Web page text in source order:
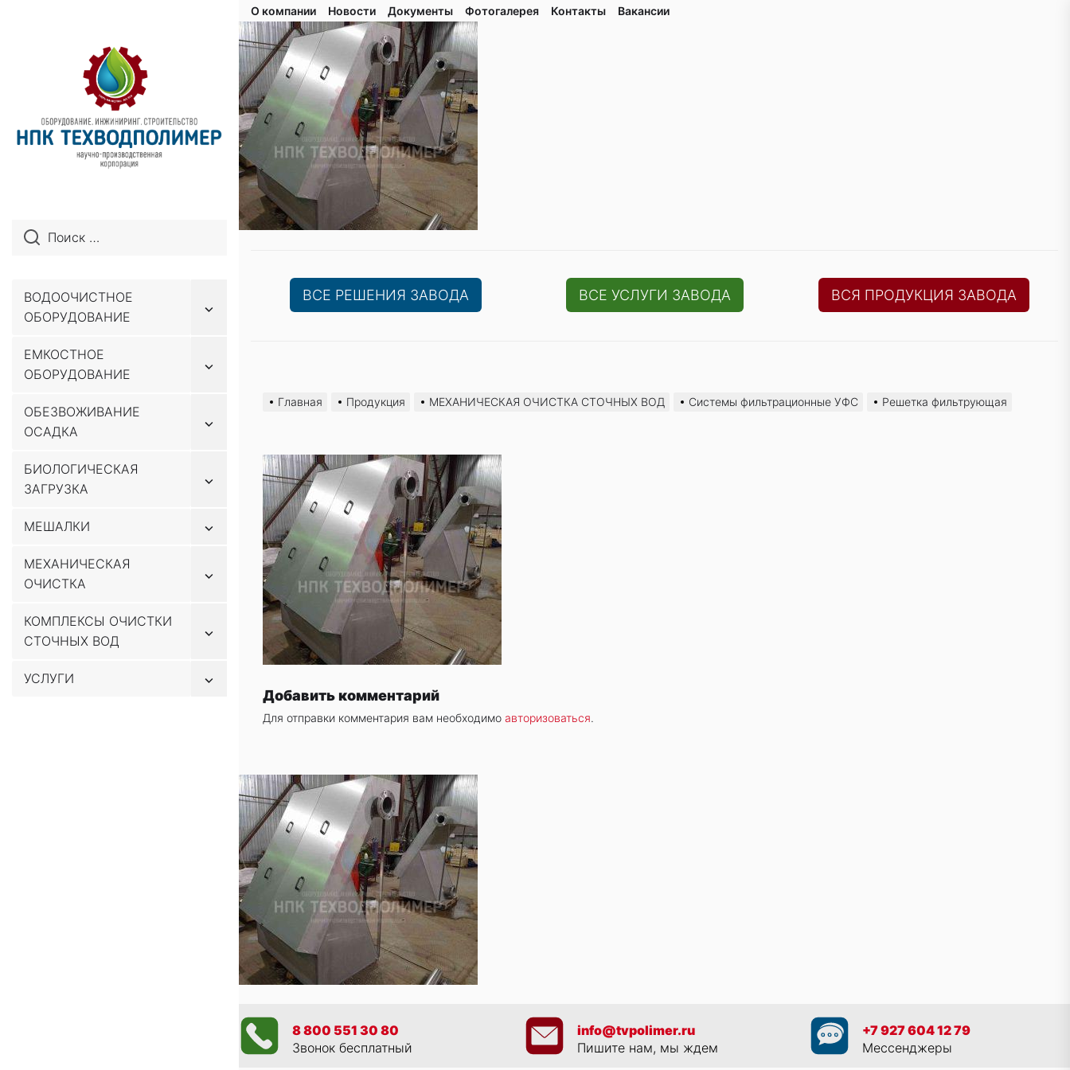
ВСЕ РЕШЕНИЯ ЗАВОДА ВСЕ УСЛУГИ ЗАВОДА ВСЯ ПРОДУКЦИЯ ЗАВОДА
ВОДООЧИСТНОЕ
ОБОРУДОВАНИЕ
Показывать
ЕМКОСТНОЕ
ОБОРУДОВАНИЕ
Показывать
ОБЕЗВОЖИВАНИЕ
ОСАДКА
Показывать
БИОЛОГИЧЕСКАЯ
ЗАГРУЗКА
Показывать
МЕШАЛКИ
Показывать
МЕХАНИЧЕСКАЯ
ОЧИСТКА
Показывать
КОМПЛЕКСЫ ОЧИСТКИ
СТОЧНЫХ ВОД
Показывать
УСЛУГИ
Показывать
Главная Продукция МЕХАНИЧЕСКАЯ ОЧИСТКА СТОЧНЫХ ВОД Системы фильтрационные УФС Решетка фильтрующая
Добавить комментарий
Для отправки комментария вам необходимо авторизоваться.
О компании Новости Документы Фотогалерея Контaкты Вакaнсии
8 800 551 30 80
Звонок бесплатный
info@tvpolimer.ru
Пишите нам, мы ждем
+7 927 604 12 79
Мессенджеры